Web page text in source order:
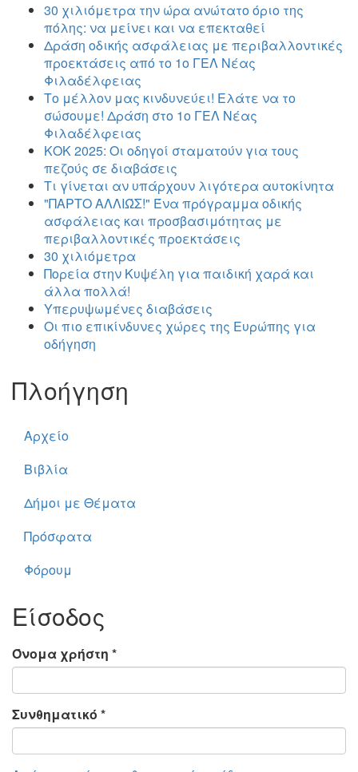
30 χιλιόμετρα την ώρα ανώτατο όριο της
πόλης: να μείνει και να επεκταθεί
Δράση οδικής ασφάλειας με περιβαλλοντικές
προεκτάσεις από το 1ο ΓΕΛ Νέας
Φιλαδέλφειας
Το μέλλον μας κινδυνεύει! Ελάτε να το
σώσουμε! Δράση στο 1ο ΓΕΛ Νέας
Φιλαδέλφειας
ΚΟΚ 2025: Οι οδηγοί σταματούν για τους
πεζούς σε διαβάσεις
Τι γίνεται αν υπάρχουν λιγότερα αυτοκίνητα
"ΠΑΡΤΟ ΑΛΛΙΏΣ!" Ένα πρόγραμμα οδικής
ασφάλειας και προσβασιμότητας με
περιβαλλοντικές προεκτάσεις
30 χιλιόμετρα
Πορεία στην Κυψέλη για παιδική χαρά και
άλλα πολλά!
Υπερυψωμένες διαβάσεις
Οι πιο επικίνδυνες χώρες της Ευρώπης για
οδήγηση
Πλοήγηση
Αρχείο
Βιβλία
Δήμοι με Θέματα
Πρόσφατα
Φόρουμ
Είσοδος
Όνομα χρήστη *
Συνθηματικό *